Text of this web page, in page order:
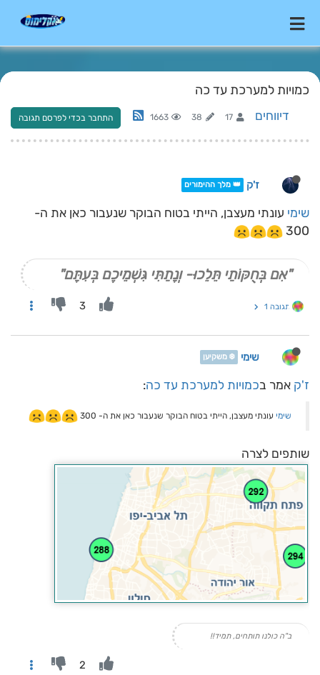
כמויות למערכת עד כה
דיווחים 17
38
1663 התחבר בכדי לפרסם תגובה
ז'ק 👑 מלך ההימורים
שימי עונתי מעצבן, הייתי בטוח הבוקר שנעבור כאן את ה-
300
"אִם בְּחֻקּוֹתַי תֵּלֵכוּ- וְנָתַתִּי גִּשְׁמֵיכֶם בְּעִתָּם"
תגובה 1 3
שימי ❄️ משקיען
ז'ק אמר בכמויות למערכת עד כה:
שימי עונתי מעצבן, הייתי בטוח הבוקר שנעבור כאן את ה- 300
שותפים לצרה
ב"ה כולנו תותחים, תמיד!!
2